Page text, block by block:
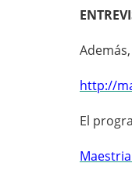
http://
El